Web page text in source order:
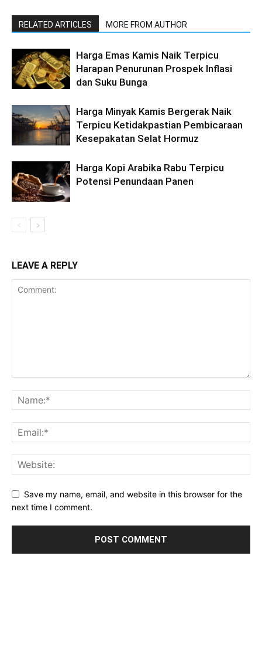
RELATED ARTICLES MORE FROM AUTHOR
Harga Emas Kamis Naik Terpicu
Harapan Penurunan Prospek Inflasi
dan Suku Bunga
Harga Minyak Kamis Bergerak Naik
Terpicu Ketidakpastian Pembicaraan
Kesepakatan Selat Hormuz
Harga Kopi Arabika Rabu Terpicu
Potensi Penundaan Panen
LEAVE A REPLY
Save my name, email, and website in this browser for the
next time I comment.